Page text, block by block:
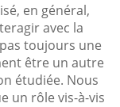
en général,
avec la
toujours une
être un autre
étudiée. Nous
un rôle vis-à-vis